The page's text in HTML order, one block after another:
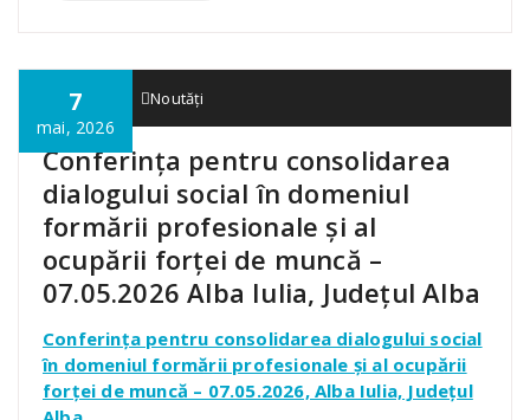
7
mai, 2026
admin01 Noutăți
Conferința pentru consolidarea
dialogului social în domeniul
formării profesionale și al
ocupării forței de muncă –
07.05.2026 Alba Iulia, Județul Alba
Conferința pentru consolidarea dialogului social
în domeniul formării profesionale și al ocupării
forței de muncă – 07.05.2026, Alba Iulia, Județul